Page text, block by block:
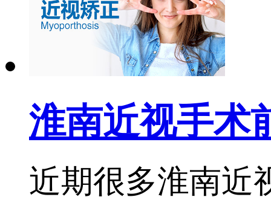
淮南近视手术
近期很多淮南近